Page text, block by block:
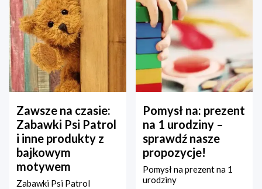
Zawsze na czasie:
Zabawki Psi Patrol
i inne produkty z
bajkowym
motywem
Zabawki Psi Patrol
Pomysł na: prezent
na 1 urodziny –
sprawdź nasze
propozycje!
Pomysł na prezent na 1
urodziny